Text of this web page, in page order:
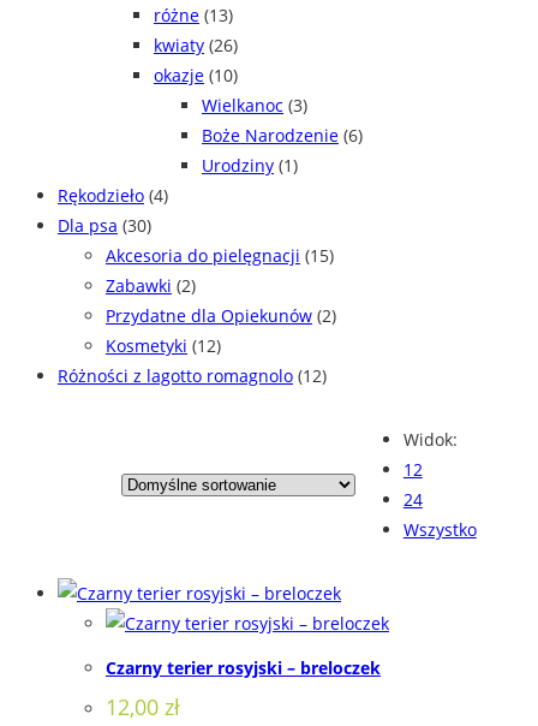
Widok:
12
24
Wszystko
Czarny terier rosyjski – breloczek
12,00 zł
różne (13)
kwiaty (26)
okazje (10)
Wielkanoc (3)
Boże Narodzenie (6)
Urodziny (1)
Rękodzieło (4)
Dla psa (30)
Akcesoria do pielęgnacji (15)
Zabawki (2)
Przydatne dla Opiekunów (2)
Kosmetyki (12)
Różności z lagotto romagnolo (12)